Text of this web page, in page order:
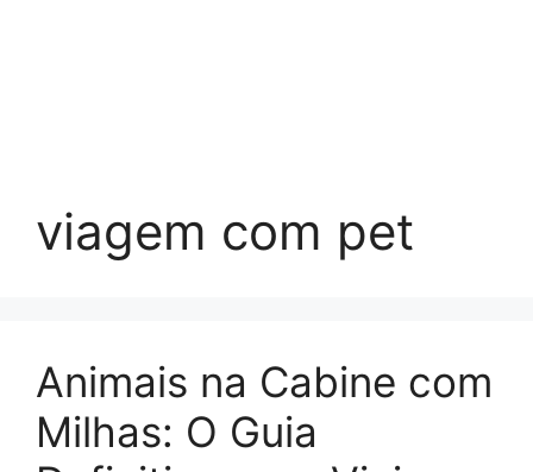
viagem com pet
Animais na Cabine com
Milhas: O Guia